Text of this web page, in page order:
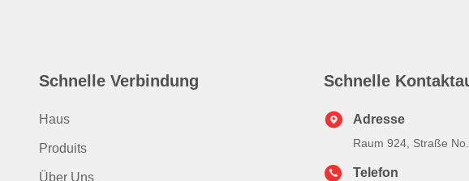
Schnelle Verbindung
Haus
Produits
Über Uns
Schnelle
Adresse
Raum 924, Straße
Telefon